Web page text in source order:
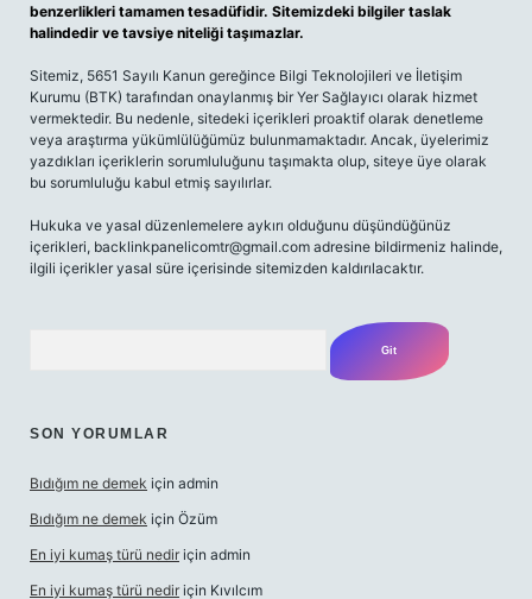
benzerlikleri tamamen tesadüfidir. Sitemizdeki bilgiler taslak
halindedir ve tavsiye niteliği taşımazlar.
Sitemiz, 5651 Sayılı Kanun gereğince Bilgi Teknolojileri ve İletişim
Kurumu (BTK) tarafından onaylanmış bir Yer Sağlayıcı olarak hizmet
vermektedir. Bu nedenle, sitedeki içerikleri proaktif olarak denetleme
veya araştırma yükümlülüğümüz bulunmamaktadır. Ancak, üyelerimiz
yazdıkları içeriklerin sorumluluğunu taşımakta olup, siteye üye olarak
bu sorumluluğu kabul etmiş sayılırlar.
Hukuka ve yasal düzenlemelere aykırı olduğunu düşündüğünüz
içerikleri, backlinkpanelicomtr@gmail.com adresine bildirmeniz halinde,
ilgili içerikler yasal süre içerisinde sitemizden kaldırılacaktır.
SON YORUMLAR
Bıdığım ne demek için admin
Bıdığım ne demek için Özüm
En iyi kumaş türü nedir için admin
En iyi kumaş türü nedir için Kıvılcım